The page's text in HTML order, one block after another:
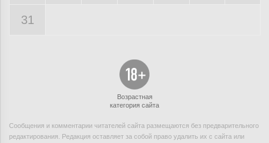
31
Возрастная
категория сайта
Сообщения и комментарии читателей сайта размещаются без предварительного
редактирования. Редакция оставляет за собой право удалить их с сайта или